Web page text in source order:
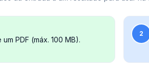
PDF (máx. 100 MB).
2